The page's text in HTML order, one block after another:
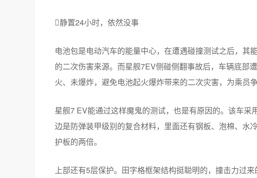
静置24小时，依然没事
电池包是电动汽车的能量中心，在遭遇碰撞测试之后，其
的二次伤害来源。而星舰7EV侧碰侧翻事故后，车辆底部
火、未爆炸，避免电池起火爆炸带来的二次灾害，为乘员
星舰7 EV能通过这样魔鬼的测试，也是有原因的。该车
边是防弹装甲级别的复合材料，里面还有钢板、泡棉、水
护板的两倍。
上部还有5层保护。田字格框架结构挺聪明的，撞击力过